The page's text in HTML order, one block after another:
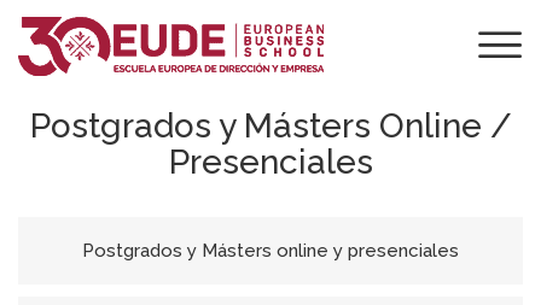
Postgrados y Másters Online /
Presenciales
Postgrados y Másters online y presenciales